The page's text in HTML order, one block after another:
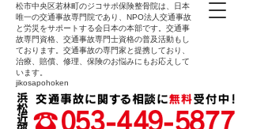
松市中央区若林町のジコサポ保険整骨院は、日本
唯一の交通事故専門院であり、NPO法人交通事故
と労災をサポートする会日本の本部です。交通事
故専門資格、交通事故専門士資格の普及活動もし
ております。交通事故の専門家と提携しており、
治療、賠償、修理、保険のお悩みにもお応えして
います。
jikosapohoken